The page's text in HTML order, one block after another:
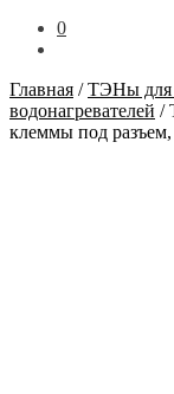
0
Главная /ТЭНы для
водонагревателей /
клеммы под